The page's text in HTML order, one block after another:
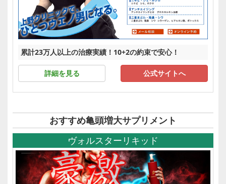
累計23万人以上の治療実績！10+2の約束で安心！
詳細を見る 公式サイトへ
おすすめ亀頭増大サプリメント
ヴォルスターリキッド